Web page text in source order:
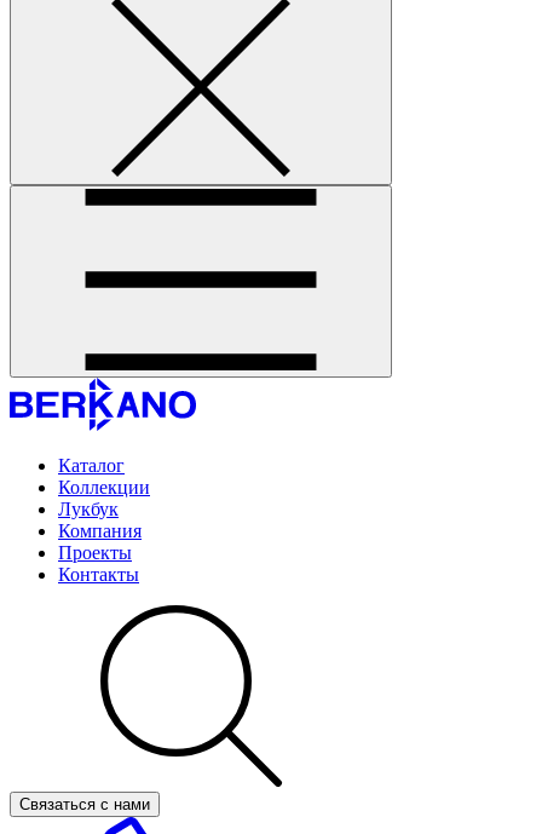
Каталог
Коллекции
Лукбук
Компания
Проекты
Контакты
Связаться с нами